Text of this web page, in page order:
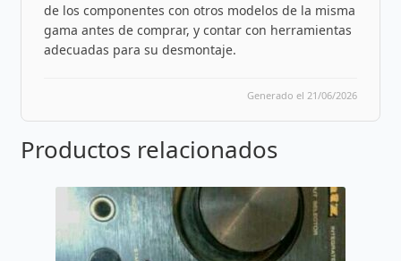
de los componentes con otros modelos de la misma
gama antes de comprar, y contar con herramientas
adecuadas para su desmontaje.
Generado el 21/06/2026
Productos relacionados